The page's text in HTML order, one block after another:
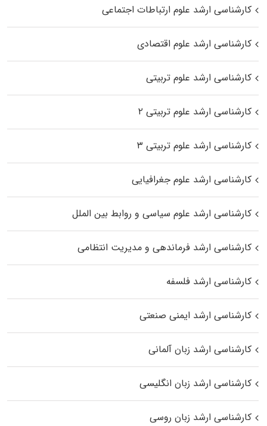
کارشناسی ارشد علوم ارتباطات اجتماعی
کارشناسی ارشد علوم اقتصادی
کارشناسی ارشد علوم تربیتی
کارشناسی ارشد علوم تربیتی ۲
کارشناسی ارشد علوم تربیتی ۳
کارشناسی ارشد علوم جغرافیایی
کارشناسی ارشد علوم سیاسی و روابط بین الملل
کارشناسی ارشد فرماندهی و مدیریت انتظامی
کارشناسی ارشد فلسفه
کارشناسی ارشد ایمنی صنعتی
کارشناسی ارشد زبان آلمانی
کارشناسی ارشد زبان انگلیسی
کارشناسی ارشد زبان روسی